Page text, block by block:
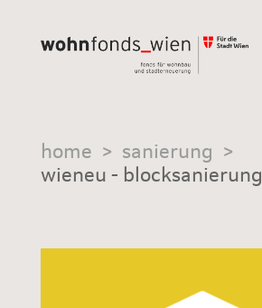
home > sanierung >
wieneu - blocksanierung